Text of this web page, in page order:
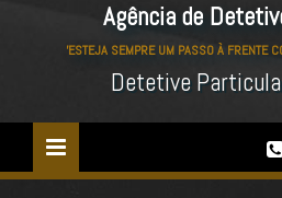
Agência de
'ESTEJA SEMPRE UM PASSO À FRENTE
Detetive